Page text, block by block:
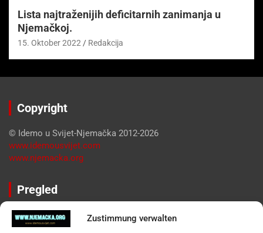
Zustimmung verwalten
Lista najtraženijih deficitarnih zanimanja u
Njemačkoj.
15. Oktober 2022 Redakcija
Copyright
© Idemo u Svijet-Njemačka 2012-2026
www.idemousvijet.com
www.njemacka.org
Pregled
Impressum
Datenschutzerklärung